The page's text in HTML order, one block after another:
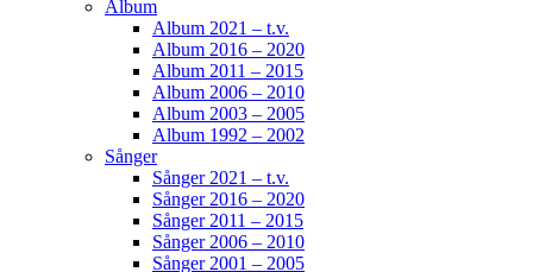
Album
Album 2021 – t.v.
Album 2016 – 2020
Album 2011 – 2015
Album 2006 – 2010
Album 2003 – 2005
Album 1992 – 2002
Sånger
Sånger 2021 – t.v.
Sånger 2016 – 2020
Sånger 2011 – 2015
Sånger 2006 – 2010
Sånger 2001 – 2005